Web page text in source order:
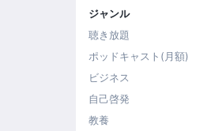
ジャンル
聴き放題
ポッドキャスト(月額)
ビジネス
自己啓発
教養